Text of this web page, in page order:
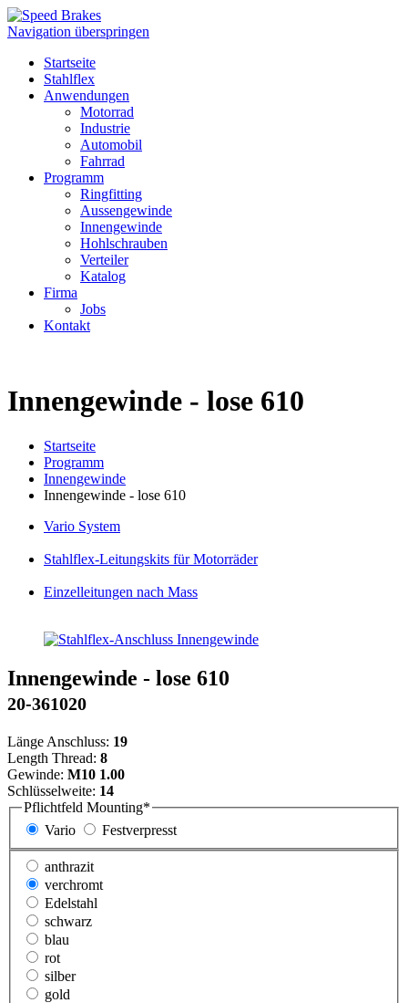
Navigation überspringen
Startseite
Stahlflex
Anwendungen
Motorrad
Industrie
Automobil
Fahrrad
Programm
Ringfitting
Aussengewinde
Innengewinde
Hohlschrauben
Verteiler
Katalog
Firma
Jobs
Kontakt
Innengewinde - lose 610
Startseite
Programm
Innengewinde
Innengewinde - lose 610
Vario System
Stahlflex-Leitungskits für Motorräder
Einzelleitungen nach Mass
Innengewinde - lose 610
20-361020
Länge Anschluss: 19
Length Thread: 8
Gewinde: M10 1.00
Schlüsselweite: 14
Pflichtfeld Mounting*
Vario
Festverpresst
anthrazit
verchromt
Edelstahl
schwarz
blau
rot
silber
gold